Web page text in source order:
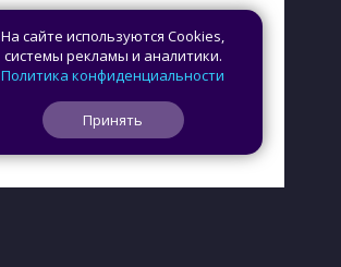
На сайте используются Cookies,
системы рекламы и аналитики.
Политика конфиденциальности
Принять